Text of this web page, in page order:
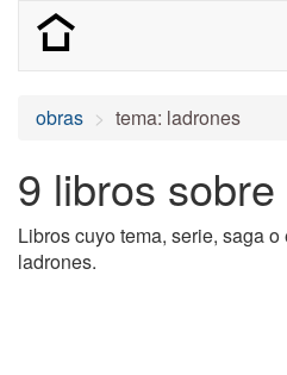
obras tema: ladrones
9 libros
Libros cuyo tema, serie, saga
ladrones.